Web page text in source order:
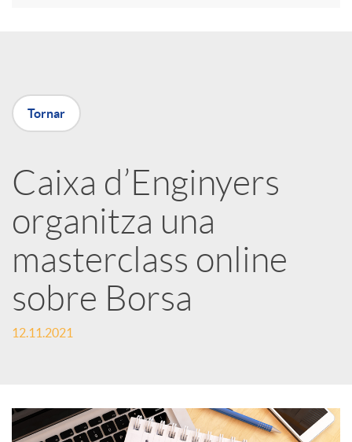
X
r
x
e
s
S
Tornar
Caixa d’Enginyers
organitza una
masterclass online
sobre Borsa
12.11.2021